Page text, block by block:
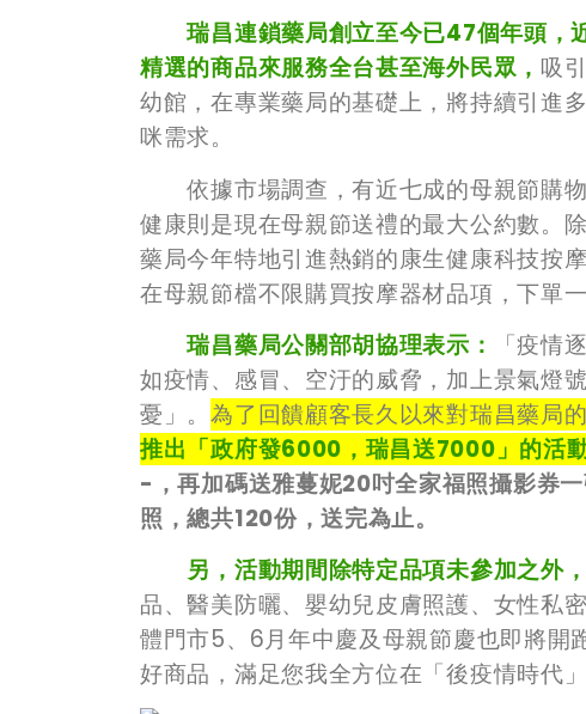
瑞昌連鎖藥局創立至今已47個年頭，
精選的商品來服務全台甚至海外民眾， 吸
幼館，在專業藥局的基礎上，將持續引進
咪需求。
依據市場調查，有近七成的母親節購物
健康則是現在母親節送禮的最大公約數。
藥局今年特地引進熱銷的康生健康科技按
在母親節檔不限購買按摩器材品項，下單一
瑞昌藥局公關部胡協理表示：
「疫情
如疫情、感冒、空汙的威脅，加上景氣燈
憂」。為了回饋顧客長久以來對瑞昌藥局
推出「政府發6000，瑞昌送7000」的活
-，再加碼送雅蔓妮20吋全家福照攝影券
照，總共120份，送完為止。
另，活動期間除特定品項未參加之外
品、醫美防曬、嬰幼兒皮膚照護、女性私
體門市5、6月年中慶及母親節慶也即將開
好商品，滿足您我全方位在「後疫情時代